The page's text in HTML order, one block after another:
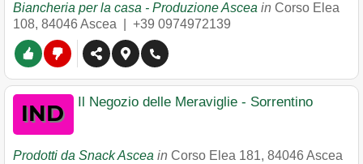
Biancheria per la casa - Produzione Ascea in Corso Elea
108, 84046 Ascea +39 0974972139
Il Negozio delle Meraviglie - Sorrentino
Prodotti da Snack Ascea in Corso Elea 181, 84046 Ascea